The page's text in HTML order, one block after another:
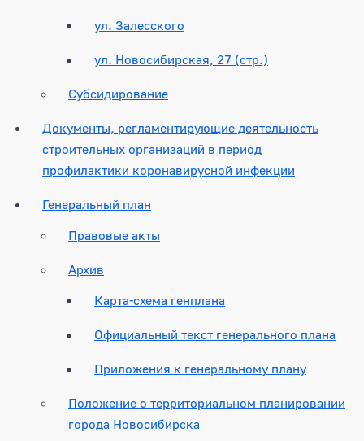
ул. Залесского
ул. Новосибирская, 27 (стр.)
Субсидирование
Документы, регламентирующие деятельность
строительных организаций в период
профилактики коронавирусной инфекции
Генеральный план
Правовые акты
Архив
Карта-схема генплана
Официальный текст генерального плана
Приложения к генеральному плану
Положение о территориальном планировании
города Новосибирска